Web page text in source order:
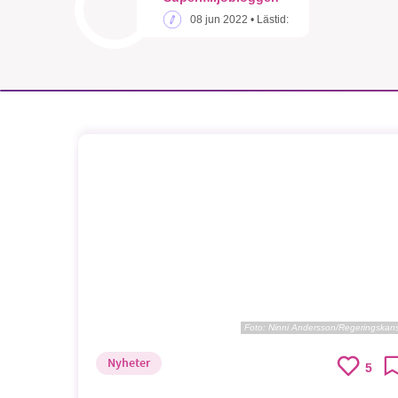
08 jun 2022 • Lästid:
Foto: Ninni Andersson/
Nyheter 5